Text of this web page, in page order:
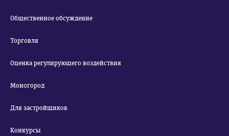
Общественное обсуждение
Торговля
Оценка регулирующего воздействия
Моногород
Для застройщиков
Конкурсы